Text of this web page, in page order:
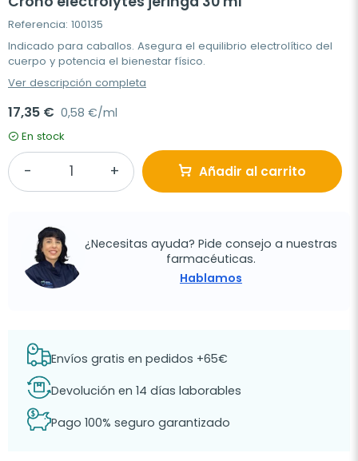
Referencia: 100135
Indicado para caballos. Asegura el equilibrio electrolítico del
cuerpo y potencia el bienestar físico.
Ver descripción completa
17,35 € 0,58 €/ml
En stock
Añadir al carrito
¿Necesitas ayuda? Pide consejo a nuestras
farmacéuticas.
Hablamos
Envíos gratis en pedidos +65€
Devolución en 14 días laborables
Pago 100% seguro garantizado